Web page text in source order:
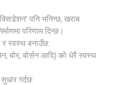
पनि भनिन्छ, खराब
परिणाम दिन्छ।
स्वस्थ बनाउँछ:
बोर, बोर्सन आदि) को धेरै स्वस्थ
गर्दछ: